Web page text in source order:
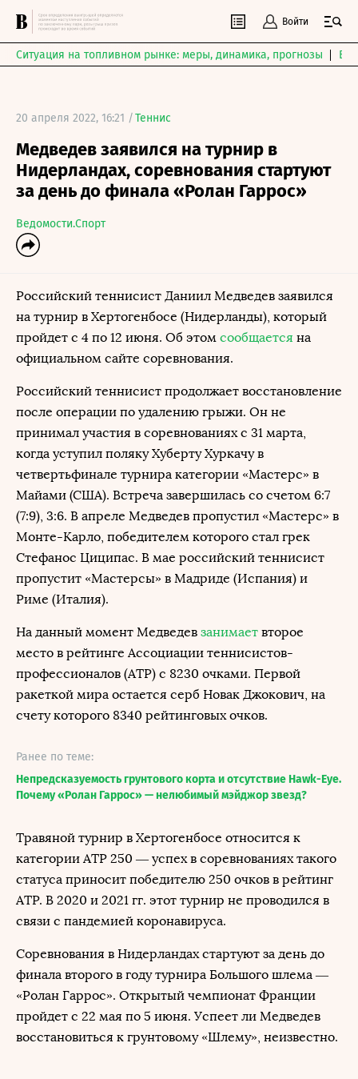
Войти
Ситуация на топливном рынке: меры, динамика, прогнозы
20 апреля 2022, 16:21 /Теннис
Медведев заявился на турнир в
Нидерландах, соревнования стартуют
за день до финала «Ролан Гаррос»
Ведомости.Спорт
Российский теннисист Даниил Медведев заявился
на турнир в Хертогенбосе (Нидерланды), который
пройдет с 4 по 12 июня. Об этом сообщается на
официальном сайте соревнования.
Российский теннисист продолжает восстановление
после операции по удалению грыжи. Он не
принимал участия в соревнованиях с 31 марта,
когда уступил поляку Хуберту Хуркачу в
четвертьфинале турнира категории «Мастерс» в
Майами (США). Встреча завершилась со счетом 6:7
(7:9), 3:6. В апреле Медведев пропустил «Мастерс» в
Монте-Карло, победителем которого стал грек
Стефанос Циципас. В мае российский теннисист
пропустит «Мастерсы» в Мадриде (Испания) и
Риме (Италия).
На данный момент Медведев занимает второе
место в рейтинге Ассоциации теннисистов-
профессионалов (ATP) с 8230 очками. Первой
ракеткой мира остается серб Новак Джокович, на
счету которого 8340 рейтинговых очков.
Ранее по теме:
Непредсказуемость грунтового корта и отсутствие Hawk-Eye.
Почему «Ролан Гаррос» — нелюбимый мэйджор звезд?
Травяной турнир в Хертогенбосе относится к
категории ATP 250 — успех в соревнованиях такого
статуса приносит победителю 250 очков в рейтинг
ATP. В 2020 и 2021 гг. этот турнир не проводился в
связи с пандемией коронавируса.
Соревнования в Нидерландах стартуют за день до
финала второго в году турнира Большого шлема —
«Ролан Гаррос». Открытый чемпионат Франции
пройдет с 22 мая по 5 июня. Успеет ли Медведев
восстановиться к грунтовому «Шлему», неизвестно.